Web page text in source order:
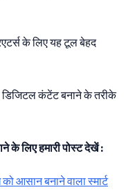
के लिए यह टूल बेहद
कंटेंट बनाने के तरीके
के लिए हमारी पोस्ट देखें :
आसान बनाने वाला स्मार्ट